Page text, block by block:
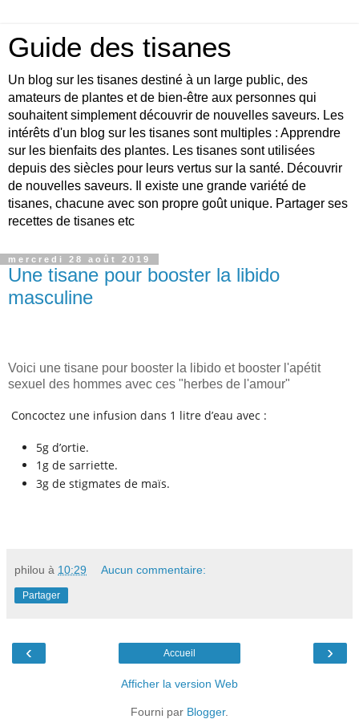
Guide des tisanes
Un blog sur les tisanes destiné à un large public, des
amateurs de plantes et de bien-être aux personnes qui
souhaitent simplement découvrir de nouvelles saveurs. Les
intérêts d'un blog sur les tisanes sont multiples : Apprendre
sur les bienfaits des plantes. Les tisanes sont utilisées
depuis des siècles pour leurs vertus sur la santé. Découvrir
de nouvelles saveurs. Il existe une grande variété de
tisanes, chacune avec son propre goût unique. Partager ses
recettes de tisanes etc
mercredi 28 août 2019
Une tisane pour booster la libido
masculine
Voici une tisane pour booster la libido et booster l'apétit
sexuel des hommes avec ces "herbes de l'amour"
Concoctez une infusion dans 1 litre d’eau avec :
5g d’ortie.
1g de sarriette.
3g de stigmates de maïs.
philou à 10:29 Aucun commentaire:
Partager
‹ ›
Accueil
Afficher la version Web
Fourni par Blogger.